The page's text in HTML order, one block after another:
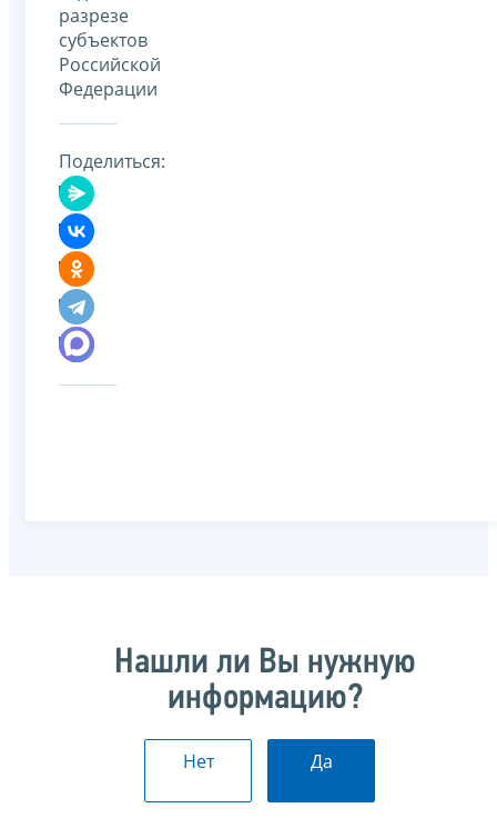
разрезе
субъектов
Российской
Федерации
Поделиться:
Нашли ли Вы нужную
информацию?
Нет Да